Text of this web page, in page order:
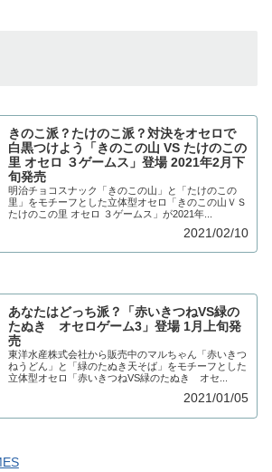
きのこ派？たけのこ派？対決をオセロで
白黒つけよう「きのこの山 VS たけのこの
里 オセロ ３ゲームス」登場 2021年2月下
旬発売
明治チョコスナック「きのこの山」と「たけのこの
里」をモチーフとした立体型オセロ「きのこの山ＶＳ
たけのこの里 オセロ ３ゲームス」が2021年...
2021/02/10
あなたはどっち派？「赤いきつねVS緑の
たぬき オセロゲーム3」登場 1月上旬発
売
東洋水産株式会社から販売中のマルちゃん「赤いきつ
ねうどん」と「緑のたぬき天そば」をモチーフとした
立体型オセロ「赤いきつねVS緑のたぬき オセ...
2021/01/05